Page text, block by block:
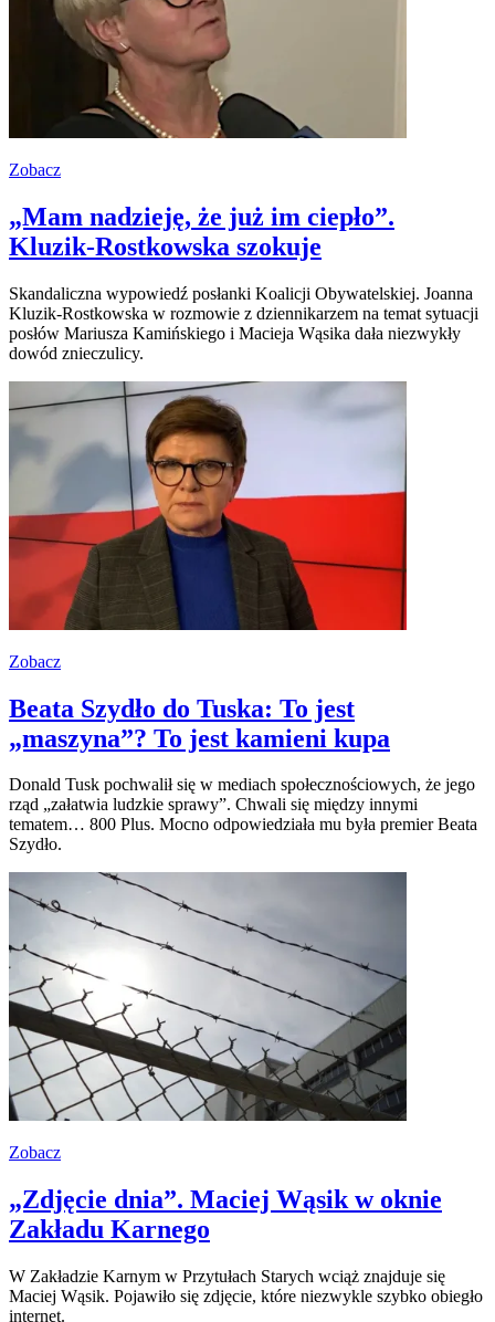
Zobacz
„Mam nadzieję, że już im ciepło”.
Kluzik-Rostkowska szokuje
Skandaliczna wypowiedź posłanki Koalicji Obywatelskiej. Joanna
Kluzik-Rostkowska w rozmowie z dziennikarzem na temat sytuacji
posłów Mariusza Kamińskiego i Macieja Wąsika dała niezwykły
dowód znieczulicy.
Zobacz
Beata Szydło do Tuska: To jest
„maszyna”? To jest kamieni kupa
Donald Tusk pochwalił się w mediach społecznościowych, że jego
rząd „załatwia ludzkie sprawy”. Chwali się między innymi
tematem… 800 Plus. Mocno odpowiedziała mu była premier Beata
Szydło.
Zobacz
„Zdjęcie dnia”. Maciej Wąsik w oknie
Zakładu Karnego
W Zakładzie Karnym w Przytułach Starych wciąż znajduje się
Maciej Wąsik. Pojawiło się zdjęcie, które niezwykle szybko obiegło
internet.